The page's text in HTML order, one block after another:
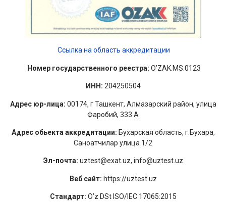
Ссылка на область аккредитации
Номер государственного реестра: O’ZAK.MS.0123
ИНН: 204250504
Адрес юр-лица: 00174, г Ташкент, Алмазарский район, улица
Фаробий, 333 A
Адрес обьекта аккредитации: Бухарская область, г.Бухара,
Саноатчилар улица 1/2
Эл-почта: uztest@exat.uz, info@uztest.uz
Веб сайт: https://uztest.uz
Стандарт: O’z DSt ISO/IEC 17065:2015